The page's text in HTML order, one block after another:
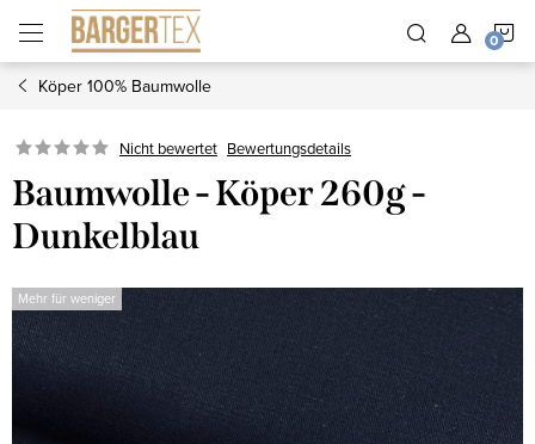
Inhalt
springen
Köper 100% Baumwolle
Nicht bewertet Bewertungsdetails
Baumwolle - Köper 260g -
Dunkelblau
Mehr für weniger